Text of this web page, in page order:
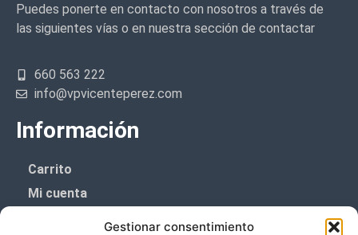
Gestionar consentimiento
Puedes ponerte en contacto con nosotros a través de
las siguientes vías o en nuestra sección de contactar
660 563 222
info@vpvicenteperez.com
Información
Carrito
Mi cuenta